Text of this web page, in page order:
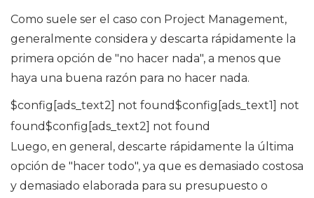
Como suele ser el caso con Project Management,
generalmente considera y descarta rápidamente la
primera opción de "no hacer nada", a menos que
haya una buena razón para no hacer nada.
$config[ads_text2] not found$config[ads_text1] not
found$config[ads_text2] not found
Luego, en general, descarte rápidamente la última
opción de "hacer todo", ya que es demasiado costosa
y demasiado elaborada para su presupuesto o